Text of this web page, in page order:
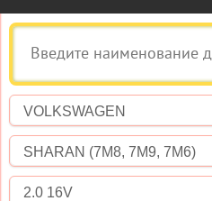
VOLKSWAGEN
SHARAN (7M8, 7M9, 7M6)
2.0 16V